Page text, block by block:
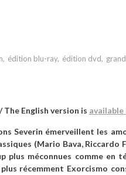
, édition blu-ray, édition dvd,
/The English version is available
Severin émerveillent les
(Mario Bava, Riccardo
plus méconnues comme en
récemment Exorcismo